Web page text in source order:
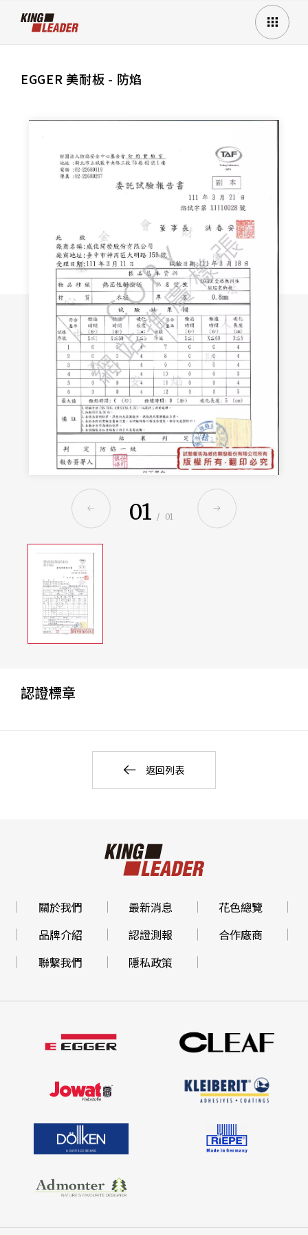
EGGER 美耐板 - 防焰
01 / 01
認證標章
返回列表
關於我們 最新消息
花色總覽
品牌介紹
認證測報
合作廠商
聯繫我們
隱私政策